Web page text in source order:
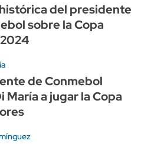
del presidente
sobre la Copa
de Conmebol
María a jugar la Copa